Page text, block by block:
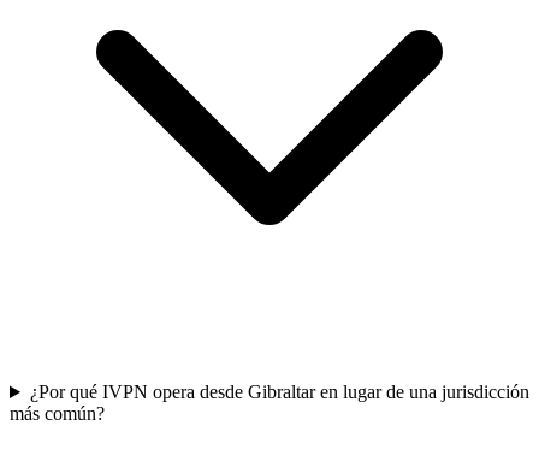
¿Por qué IVPN opera desde Gibraltar en lugar de una jurisdicción
más común?